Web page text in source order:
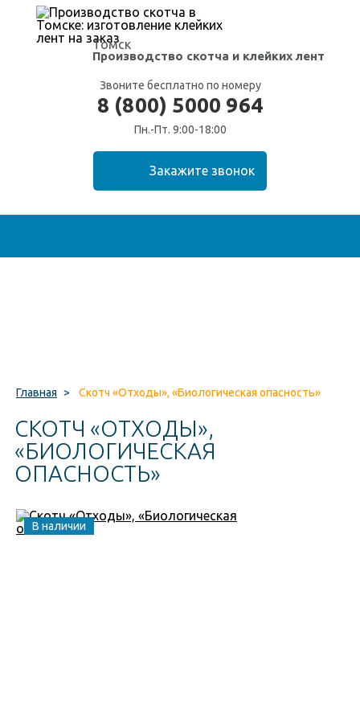
Томск
Производство скотча и клейких лент
Звоните бесплатно по номеру
8 (800) 5000 964
Пн.-Пт. 9:00-18:00
Главная > Скотч «Отходы», «Биологическая опасность»
СКОТЧ «ОТХОДЫ»,
«БИОЛОГИЧЕСКАЯ
ОПАСНОСТЬ»
В наличии